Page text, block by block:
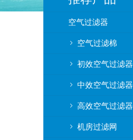
空气过滤器
空气过滤棉
初效空气过滤器
中效空气过滤器
高效空气过滤器
机房过滤网